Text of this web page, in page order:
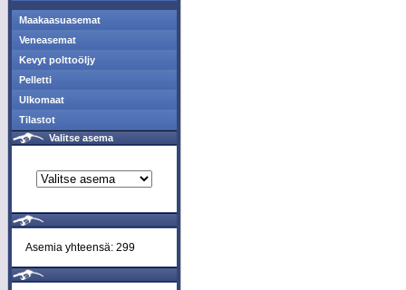
Maakaasuasemat
Veneasemat
Kevyt polttoöljy
Pelletti
Ulkomaat
Tilastot
Valitse asema
Asemia yhteensä: 299